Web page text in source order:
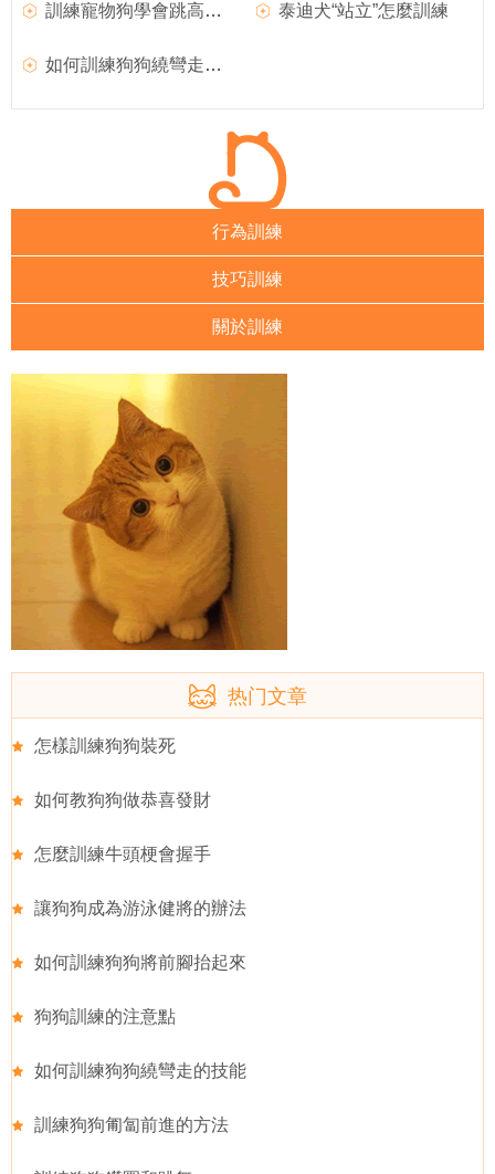
訓練寵物狗學會跳高的方法 泰迪犬“站立”怎麼訓練
如何訓練狗狗繞彎走的技能
行為訓練
技巧訓練
關於訓練
热门文章
怎樣訓練狗狗裝死
如何教狗狗做恭喜發財
怎麼訓練牛頭梗會握手
讓狗狗成為游泳健將的辦法
如何訓練狗狗將前腳抬起來
狗狗訓練的注意點
如何訓練狗狗繞彎走的技能
訓練狗狗匍匐前進的方法